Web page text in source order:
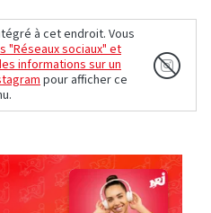
à cet endroit. Vous
"Réseaux sociaux" et
informations sur un
pour afficher ce